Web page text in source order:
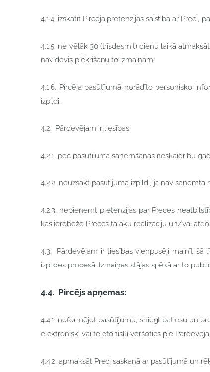
4.1.4. izskatīt Pircēja pretenzijas saistībā ar
4.1.5. ne vēlāk 30 (trīsdesmit) dienu laikā
nav devis piekrišanu to izmaiņām;
4.1.6. Pircēja pasūtījumā norādīto personisko
izpildi.
4.2. Pārdevējam ir tiesības:
4.2.1. pēc pasūtījuma saņemšanas neskaidrību
4.2.2. neuzsākt pasūtījuma izpildi, ja nav
4.2.3. nepieņemt pretenzijas par Preces
kas ierobežo Preces tālāku realizāciju un/vai
4.3. Pārdevējam ir tiesības vienpusēji mainīt šā
izpildes procesā. Izmaiņas stājas spēkā ar to
4.4. Pircējs apņemas:
4.4.1. noformējot pasūtījumu, sniegt patiesu un
elektroniski vai telefoniski vēršoties pie
4.4.2. apmaksāt Preci saskaņā ar pasūtījumā un